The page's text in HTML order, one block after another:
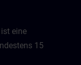
eine
15